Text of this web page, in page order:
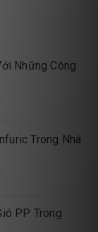
Những Công
Trong Nhà
PP Trong